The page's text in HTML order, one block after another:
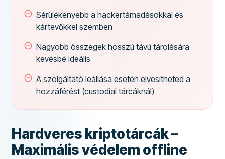
Sérülékenyebb a hackertámadásokkal és
kártevőkkel szemben
Nagyobb összegek hosszú távú tárolására
kevésbé ideális
A szolgáltató leállása esetén elvesítheted a
hozzáférést (custodial tárcáknál)
Hardveres kriptotárcák –
Maximális védelem offline